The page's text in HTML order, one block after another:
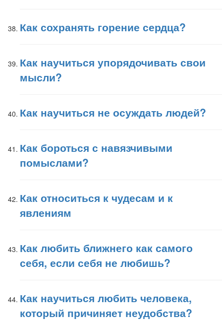
Как сохранять горение сердца?
Как научиться упорядочивать свои
мысли?
Как научиться не осуждать людей?
Как бороться с навязчивыми
помыслами?
Как относиться к чудесам и к
явлениям
Как любить ближнего как самого
себя, если себя не любишь?
Как научиться любить человека,
который причиняет неудобства?